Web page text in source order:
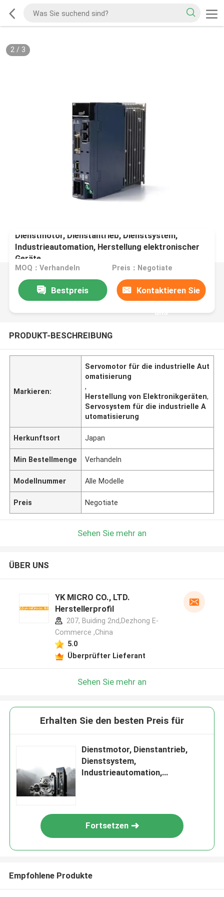
2/ 3
Dienstmotor, Dienstantrieb, Dienstsystem,
Industrieautomation, Herstellung elektronischer
Geräte
MOQ：Verhandeln Preis：Negotiate
Bestpreis Kontaktieren Sie
uns
PRODUKT-BESCHREIBUNG
Markieren:
Servomotor für die industrielle Aut
omatisierung
,
Herstellung von Elektronikgeräten,
Servosystem für die industrielle A
utomatisierung
Herkunftsort Japan
Min Bestellmenge Verhandeln
Modellnummer Alle Modelle
Preis Negotiate
Sehen Sie mehr an
ÜBER UNS
YK MICRO CO., LTD.
Herstellerprofil
207, Buiding 2nd,Dezhong E-
Commerce ,China
5.0
Überprüfter Lieferant
Sehen Sie mehr an
Erhalten Sie den besten Preis für
Dienstmotor, Dienstantrieb,
Dienstsystem,
Industrieautomation,
Fortsetzen
Empfohlene Produkte